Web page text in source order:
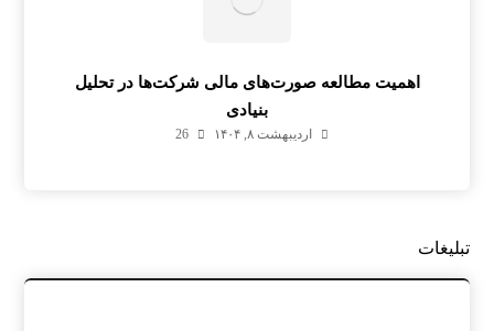
اهمیت مطالعه صورت‌های مالی شرکت‌ها در تحلیل
بنیادی
اردیبهشت ۸, ۱۴۰۴ 26
تبلیغات